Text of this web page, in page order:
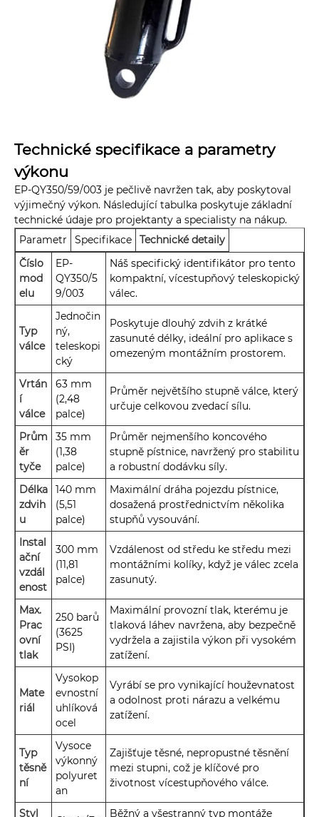
Technické specifikace a parametry
výkonu
EP-QY350/59/003 je pečlivě navržen tak, aby poskytoval
výjimečný výkon. Následující tabulka poskytuje základní
technické údaje pro projektanty a specialisty na nákup.
Parametr
Specifikace
Technické detaily
Číslo
mod
elu
EP-
QY350/5
9/003
Náš specifický identifikátor pro tento
kompaktní, vícestupňový teleskopický
válec.
Typ
válce
Jednočin
ný,
teleskopi
cký
Poskytuje dlouhý zdvih z krátké
zasunuté délky, ideální pro aplikace s
omezeným montážním prostorem.
Vrtán
í
válce
63 mm
(2,48
palce)
Průměr největšího stupně válce, který
určuje celkovou zvedací sílu.
Prům
ěr
tyče
35 mm
(1,38
palce)
Průměr nejmenšího koncového
stupně pístnice, navržený pro stabilitu
a robustní dodávku síly.
Délka
zdvih
u
140 mm
(5,51
palce)
Maximální dráha pojezdu pístnice,
dosažená prostřednictvím několika
stupňů vysouvání.
Instal
ační
vzdál
enost
300 mm
(11,81
palce)
Vzdálenost od středu ke středu mezi
montážními kolíky, když je válec zcela
zasunutý.
Max.
Prac
ovní
tlak
250 barů
(3625
PSI)
Maximální provozní tlak, kterému je
tlaková láhev navržena, aby bezpečně
vydržela a zajistila výkon při vysokém
zatížení.
Mate
riál
Vysokop
evnostní
uhlíková
ocel
Vyrábí se pro vynikající houževnatost
a odolnost proti nárazu a velkému
zatížení.
Typ
těsně
ní
Vysoce
výkonný
polyuret
an
Zajišťuje těsné, nepropustné těsnění
mezi stupni, což je klíčové pro
životnost vícestupňového válce.
Styl
Běžný a všestranný typ montáže